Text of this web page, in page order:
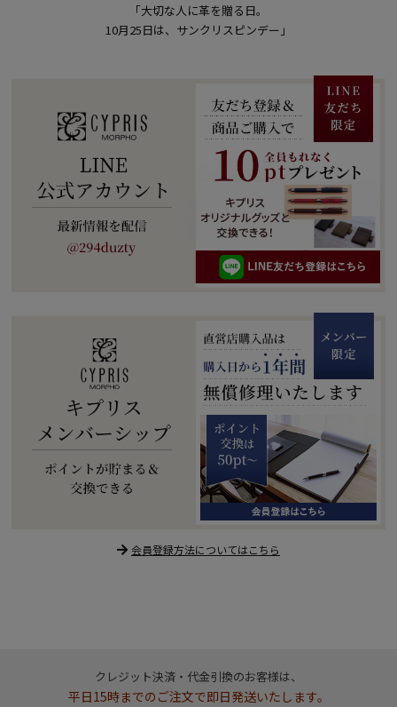
「大切な人に革を贈る日。
10月25日は、サンクリスピンデー」
会員登録方法についてはこちら
クレジット決済・代金引換のお客様は、
平日15時までのご注文で即日発送いたします。